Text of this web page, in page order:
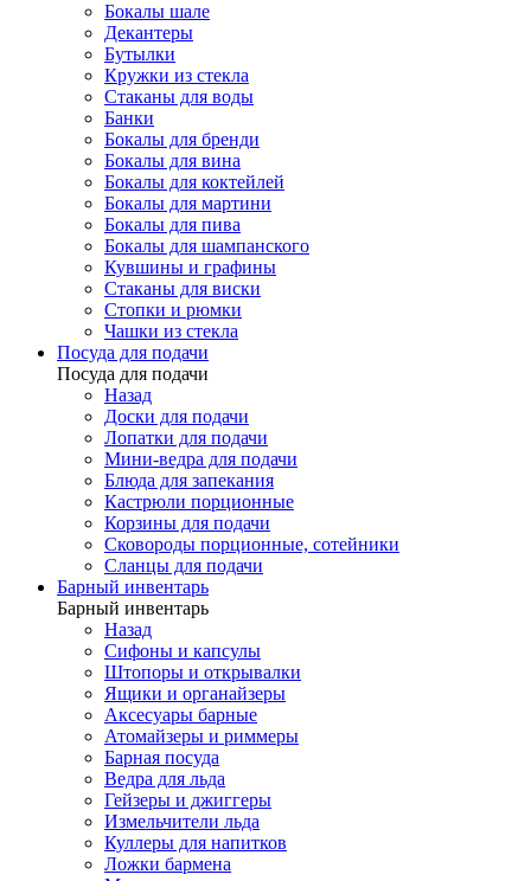
Бокалы шале
Декантеры
Бутылки
Кружки из стекла
Стаканы для воды
Банки
Бокалы для бренди
Бокалы для вина
Бокалы для коктейлей
Бокалы для мартини
Бокалы для пива
Бокалы для шампанского
Кувшины и графины
Стаканы для виски
Стопки и рюмки
Чашки из стекла
Посуда для подачи
Посуда для подачи
Назад
Доски для подачи
Лопатки для подачи
Мини-ведра для подачи
Блюда для запекания
Кастрюли порционные
Корзины для подачи
Сковороды порционные, сотейники
Сланцы для подачи
Барный инвентарь
Барный инвентарь
Назад
Сифоны и капсулы
Штопоры и открывалки
Ящики и органайзеры
Аксесуары барные
Атомайзеры и риммеры
Барная посуда
Ведра для льда
Гейзеры и джиггеры
Измельчители льда
Куллеры для напитков
Ложки бармена